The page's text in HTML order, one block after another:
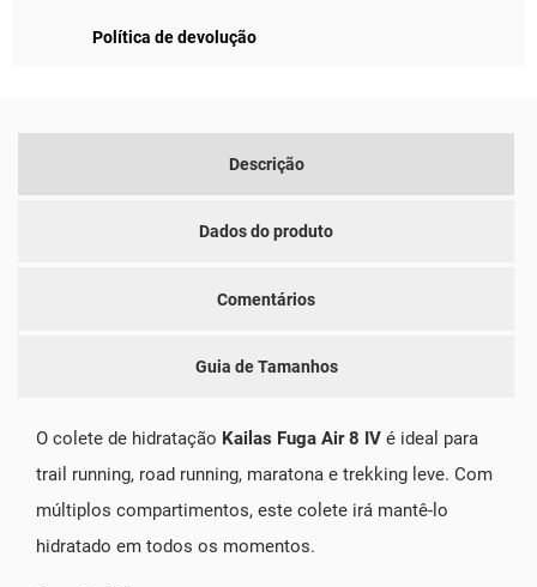
Política de devolução
Descrição
Dados do produto
Comentários
Guia de Tamanhos
O colete de hidratação Kailas Fuga Air 8 IV é ideal para
trail running, road running, maratona e trekking leve. Com
múltiplos compartimentos, este colete irá mantê-lo
hidratado em todos os momentos.